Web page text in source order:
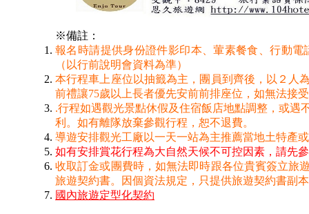
※備註：
報名時請提供身份證件影印本、葷素餐食、行動
（以行前說明會資料為準）
本行程車上座位以抽籤為主，團員到齊後，以２人
前禮讓75歲以上長者優先安前前排座位，如無法接
.行程如遇觀光景點休假及住宿飯店地點調整，或
利。如有離隊放棄參觀行程，恕不退費。
導遊安排觀光工廠以一天一站為主推薦當地土特產
如有安排賞花行程為大自然天候不可控因素，請先
收取訂金或團費時，如無法即時跟各位貴賓簽立旅
旅遊契約書。因個資法規定，只提供旅遊契約書副
國內旅遊定型化契約